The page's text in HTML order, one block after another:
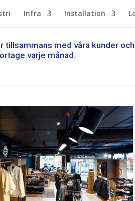
Infra Installation
tillsammans med våra kunder
varje månad.